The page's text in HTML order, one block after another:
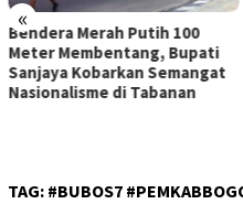
«
Sidak Bea Cukai Ngurah Rai,
Komisi I DPRD Bali Tegaskan
Tak Ada Indikasi
Penyalahgunaan Barang
TAG: #BUBOS7